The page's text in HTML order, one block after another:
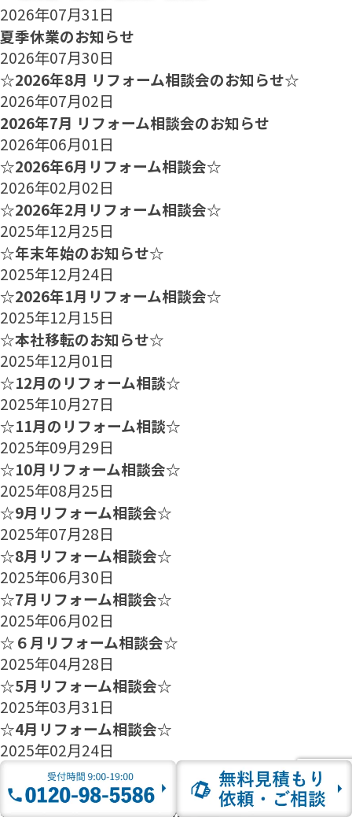
2026年07月31日
夏季休業のお知らせ
2026年07月30日
☆2026年8月 リフォーム相談会のお知らせ☆
2026年07月02日
2026年7月 リフォーム相談会のお知らせ
2026年06月01日
☆2026年6月リフォーム相談会☆
2026年02月02日
☆2026年2月リフォーム相談会☆
2025年12月25日
☆年末年始のお知らせ☆
2025年12月24日
☆2026年1月リフォーム相談会☆
2025年12月15日
☆本社移転のお知らせ☆
2025年12月01日
☆12月のリフォーム相談☆
2025年10月27日
☆11月のリフォーム相談☆
2025年09月29日
☆10月リフォーム相談会☆
2025年08月25日
☆9月リフォーム相談会☆
2025年07月28日
☆8月リフォーム相談会☆
2025年06月30日
☆7月リフォーム相談会☆
2025年06月02日
☆６月リフォーム相談会☆
2025年04月28日
☆5月リフォーム相談会☆
2025年03月31日
☆4月リフォーム相談会☆
2025年02月24日
☆3月リフォーム相談会☆
2025年01月27日